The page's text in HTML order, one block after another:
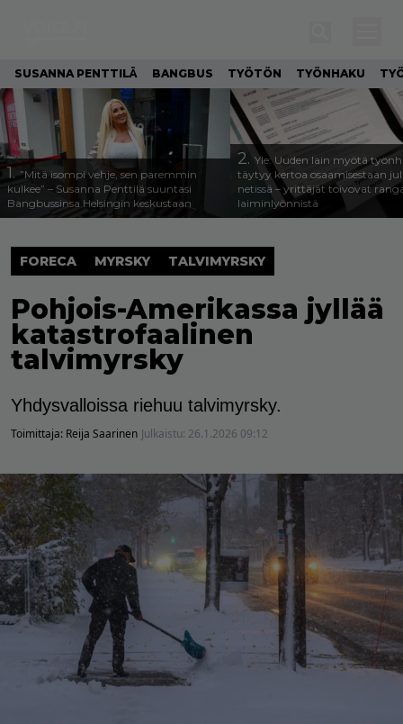
SUSANNA PENTTILÄ BANGBUS TYÖTÖN TYÖNHAKU
1.”Mitä isompi vehje, sen paremmin
kulkee” – Susanna Penttilä suuntasi
Bangbussinsa Helsingin keskustaan
2. Yle: Uuden lain myötä
täytyy kertoa osaamisestaan
netissä – yrittäjät toivovat
laiminlyönnistä
FORECA MYRSKY TALVIMYRSKY
Pohjois-Amerikassa jyllää
katastrofaalinen
talvimyrsky
Yhdysvalloissa riehuu talvimyrsky.
Toimittaja: Reija Saarinen Julkaistu: 26.1.2026 09:12